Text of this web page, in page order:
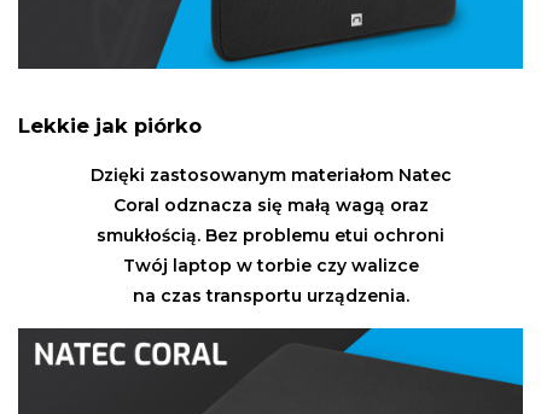
Lekkie jak piórko
Dzięki zastosowanym materiałom Natec
Coral odznacza się małą wagą oraz
smukłością. Bez problemu etui ochroni
Twój laptop w torbie czy walizce
na czas transportu urządzenia.